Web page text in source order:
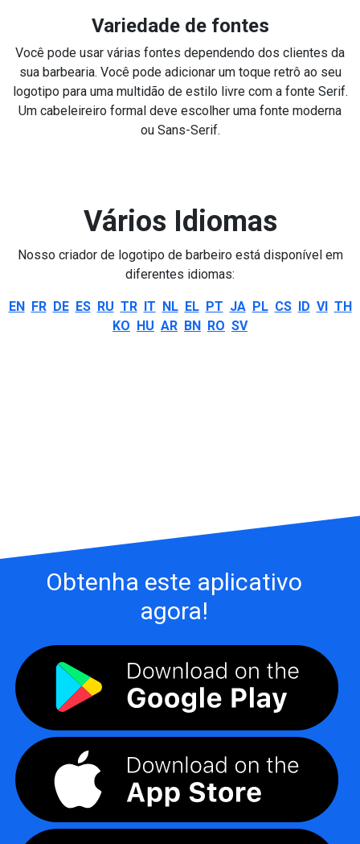
Variedade de fontes
Você pode usar várias fontes dependendo dos clientes da
sua barbearia. Você pode adicionar um toque retrô ao seu
logotipo para uma multidão de estilo livre com a fonte Serif.
Um cabeleireiro formal deve escolher uma fonte moderna
ou Sans-Serif.
Vários Idiomas
Nosso criador de logotipo de barbeiro está disponível em
diferentes idiomas:
EN FR DE ES RU TR IT NL EL PT JA PL CS ID VI TH
KO HU AR BN RO SV
Obtenha este aplicativo
agora!